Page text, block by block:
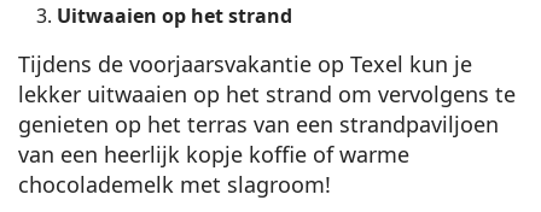
Uitwaaien op het strand
Tijdens de voorjaarsvakantie op Texel kun je
lekker uitwaaien op het strand om vervolgens te
genieten op het terras van een strandpaviljoen
van een heerlijk kopje koffie of warme
chocolademelk met slagroom!